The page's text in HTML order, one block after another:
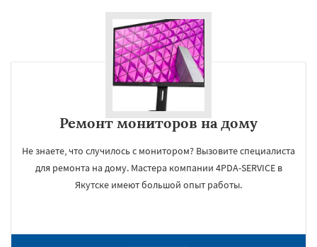
Ремонт мониторов на дому
Не знаете, что случилось с монитором? Вызовите специалиста
для ремонта на дому. Мастера компании 4PDA-SERVICE в
Якутске имеют большой опыт работы.